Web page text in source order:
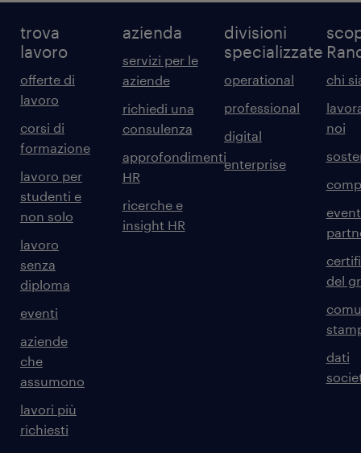
trova
lavoro
offerte di
lavoro
corsi di
formazione
lavoro per
studenti e
non solo
lavoro
senza
diploma
eventi
aziende
che
assumono
lavori più
richiesti
azienda
servizi per le
aziende
richiedi una
consulenza
approfondimenti
HR
ricerche e
insight HR
divisioni
specializzate
operational
professional
digital
enterprise
chi
noi
del
dati